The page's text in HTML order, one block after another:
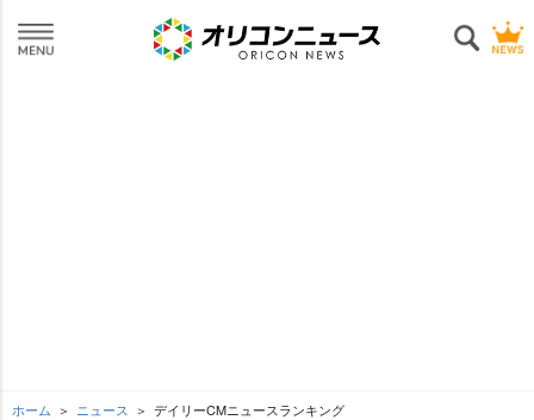
ホーム ニュース デイリーCMニュースランキング